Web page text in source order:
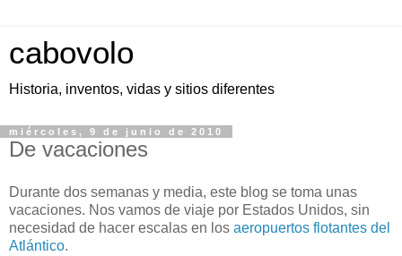
cabovolo
Historia, inventos, vidas y sitios diferentes
miércoles, 9 de junio de 2010
De vacaciones
Durante dos semanas y media, este blog se toma unas
vacaciones. Nos vamos de viaje por Estados Unidos, sin
necesidad de hacer escalas en los aeropuertos flotantes del
Atlántico.